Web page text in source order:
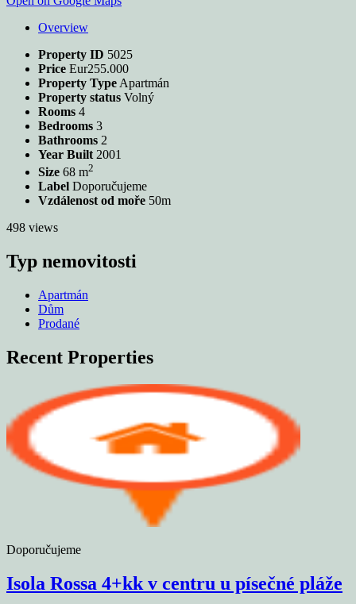
Overview
Property ID 5025
Price Eur255.000
Property Type Apartmán
Property status Volný
Rooms 4
Bedrooms 3
Bathrooms 2
Year Built 2001
Size 68 m2
Label Doporučujeme
Vzdálenost od moře 50m
498 views
Typ nemovitosti
Apartmán
Dům
Prodané
Recent Properties
Doporučujeme
Isola Rossa 4+kk v centru u písečné pláže